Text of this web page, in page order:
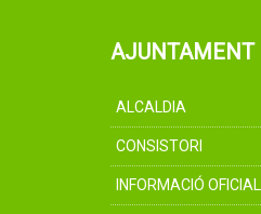
AJUNTAMENT
ALCALDIA
CONSISTORI
INFORMACIÓ OFICIAL